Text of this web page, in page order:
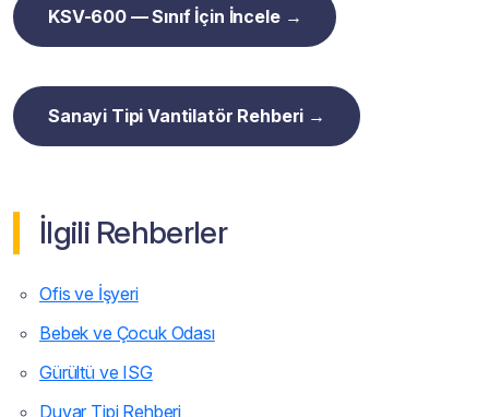
KSV-600 — Sınıf İçin İncele →
Sanayi Tipi Vantilatör Rehberi →
İlgili Rehberler
Ofis ve İşyeri
Bebek ve Çocuk Odası
Gürültü ve ISG
Duvar Tipi Rehberi